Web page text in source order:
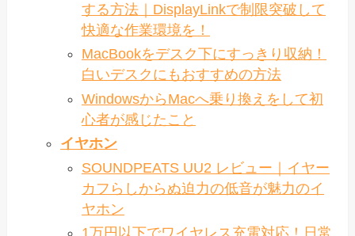
する方法｜DisplayLinkで制限突破して
快適な作業環境を！
MacBookをデスク下にすっきり収納！
白いデスクにもおすすめの方法
WindowsからMacへ乗り換えをして初
心者が感じたこと
イヤホン
SOUNDPEATS UU2 レビュー｜イヤー
カフらしからぬ迫力の低音が魅力のイ
ヤホン
1万円以下でワイヤレス充電対応！日常